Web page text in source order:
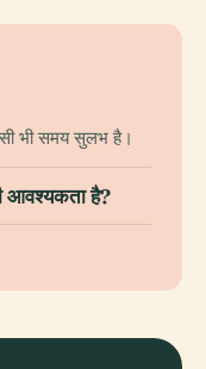
भी समय सुलभ है।
आवश्यकता है?